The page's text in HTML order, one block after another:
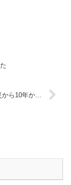
ら10年か…